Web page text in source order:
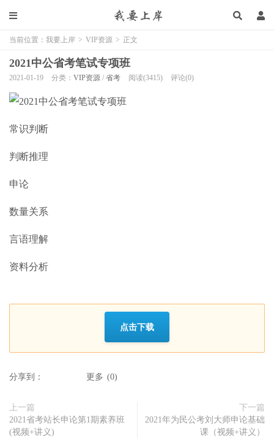
当前位置： 我要上岸 > VIP资源 > 正文
2021中公省考笔试专项班
2021-01-19 分类： VIP资源 / 省考 阅读(3415) 评论(0)
常识判断
判断推理
申论
数量关系
言语理解
资料分析
点击下载
分享到： 更多 (0)
上一篇
2021省考站长申论第1期素养班
(视频+讲义)
下一篇
2021年为民公考刘大师申论基础
课（视频+讲义）